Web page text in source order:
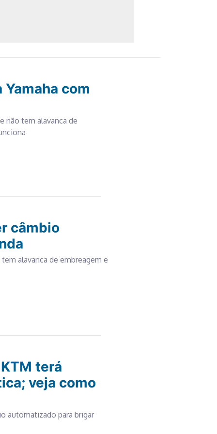
com
não tem alavanca de
câmbio
alavanca de embreagem e
terá
veja como
automatizado para brigar